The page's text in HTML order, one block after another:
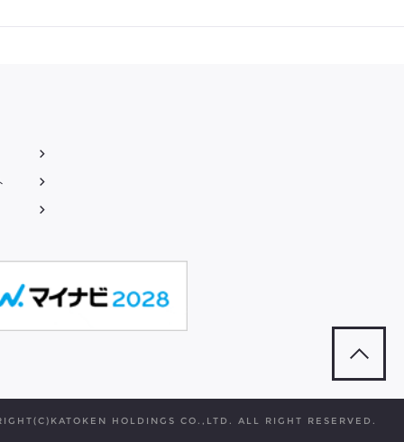
HOLDINGS CO.,LTD. ALL RIGHT RESERVED.